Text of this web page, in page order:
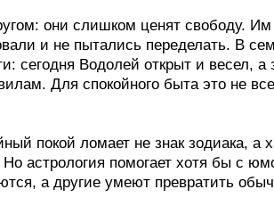
они слишком ценят свободу.
и не пытались переделать. В
сегодня Водолей открыт и весел,
Для спокойного быта это не
покой ломает не знак зодиака, а
астрология помогает хотя бы с
а другие умеют превратить